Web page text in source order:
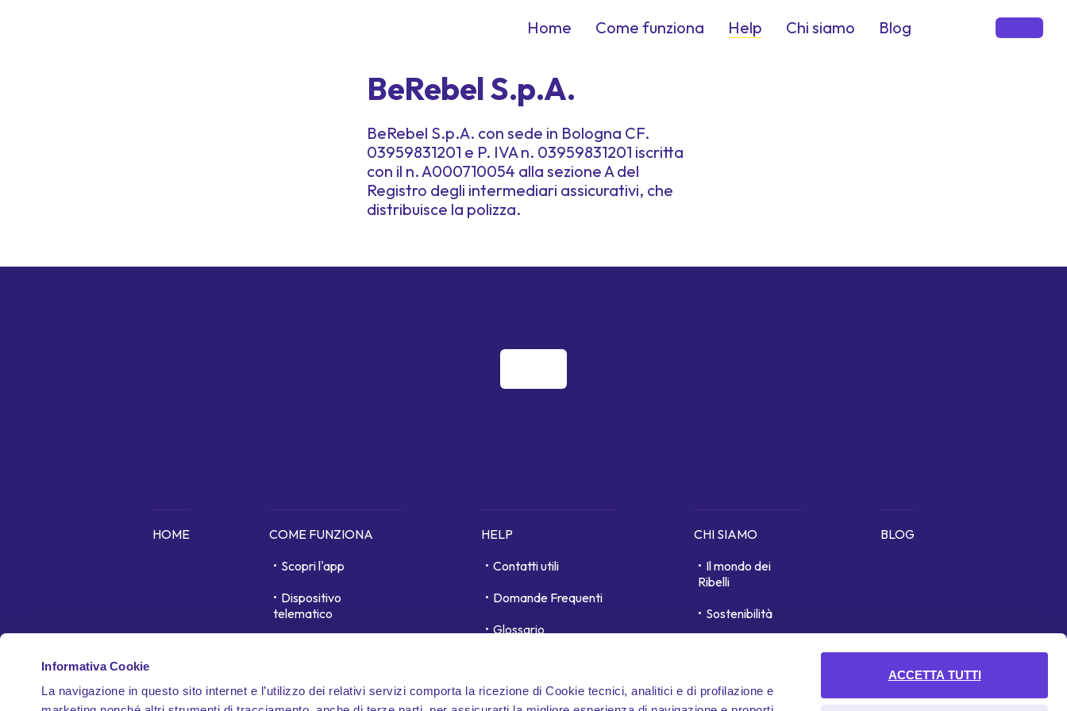
Informativa Cookie
La navigazione in questo sito internet e l’utilizzo dei relativi servizi comporta la ricezione di Cookie tecnici, analitici e di profilazione e
ACCETTA TUTTI
Home Come funziona Help Chi siamo Blog
BeRebel S.p.A.
BeRebel S.p.A. con sede in Bologna CF.
03959831201 e P. IVA n. 03959831201 iscritta
con il n. A000710054 alla sezione A del
Registro degli intermediari assicurativi, che
distribuisce la polizza.
HOME
COME FUNZIONA
Scopri l'app
Dispositivo
telematico
HELP
Contatti utili
Domande Frequenti
Glossario
Whistleblowing
CHI SIAMO
Il mondo dei
Ribelli
Sostenibilità
BLOG